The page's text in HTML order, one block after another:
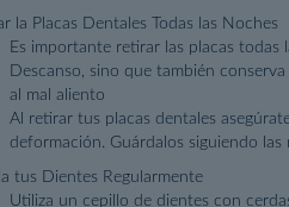
la Placas Dentales Todas las Noches
Es importante retirar las placas todas
Descanso, sino que también
al mal aliento
Al retirar tus placas dentales
deformación. Guárdalos siguiendo
tus Dientes Regularmente
Utiliza un cepillo de dientes con